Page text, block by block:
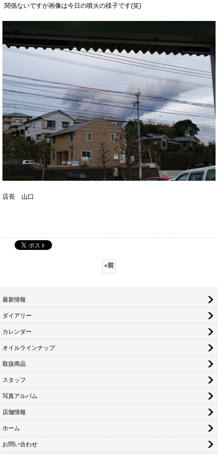
関係ないですが画像は今日の噴火の様子です(笑)
店長 山口
«前
最新情報
ダイアリー
カレンダー
オイルラインナップ
取扱商品
スタッフ
写真アルバム
店舗情報
ホーム
お問い合わせ